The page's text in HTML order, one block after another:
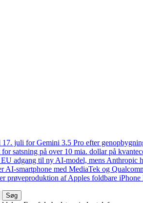
17. juli for Gemini 3.5 Pro efter
satsning på over 10 mia. dollar på
adgang til ny AI-model, mens Anthropic
AI-smartphone med MediaTek og
prøveproduktion af Apples foldbare iPhone